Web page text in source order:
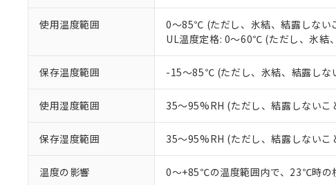
使用温度範囲
0～85℃ (ただし、氷結、結露しない
UL温度定格: 0～60℃ (ただし、氷結
保存温度範囲 -15～85℃ (ただし、氷結、結露しな
使用湿度範囲 35～95%RH (ただし、結露しないこ
保存湿度範囲 35～95%RH (ただし、結露しないこ
温度の影響 0～+85℃の温度範囲内で、23℃時
当社制御機器事業
在庫状況および標
のであり、閲覧さ
正式な納期状況
当社販売員にご相
在庫状況および標
す。
マイパーツ機能（
ている必要があり
お客様が当ウェブ
フタル酸ビス(2-エチルヘキシ
ル（DBP） 1000ppm以下、フ
但し、RoHS指令で産業用監視
フタル酸エステル類の４物質
※2 対応予定月
部品在庫の切り替え状況
※3 非含有証明書ダ
Pb(鉛) :1000ppm、 Hg(水銀) :
Cr(Ⅵ)(六価クロム) : 1000ppm
DBP(フタル酸ジブチル) :
DEHP(フタル酸ビス(2-エチル
※2 環境保護使用期
「10」：通常の使用状
味します。
「－」：未確認です。当
などの必要な手続
当社は規制貨物を
ます。
当社は貴社製品を
置等に一切使用い
当社は、貴社製
たしません。
一定数以上の
△ 一定数には満
－
在庫なし(最
白